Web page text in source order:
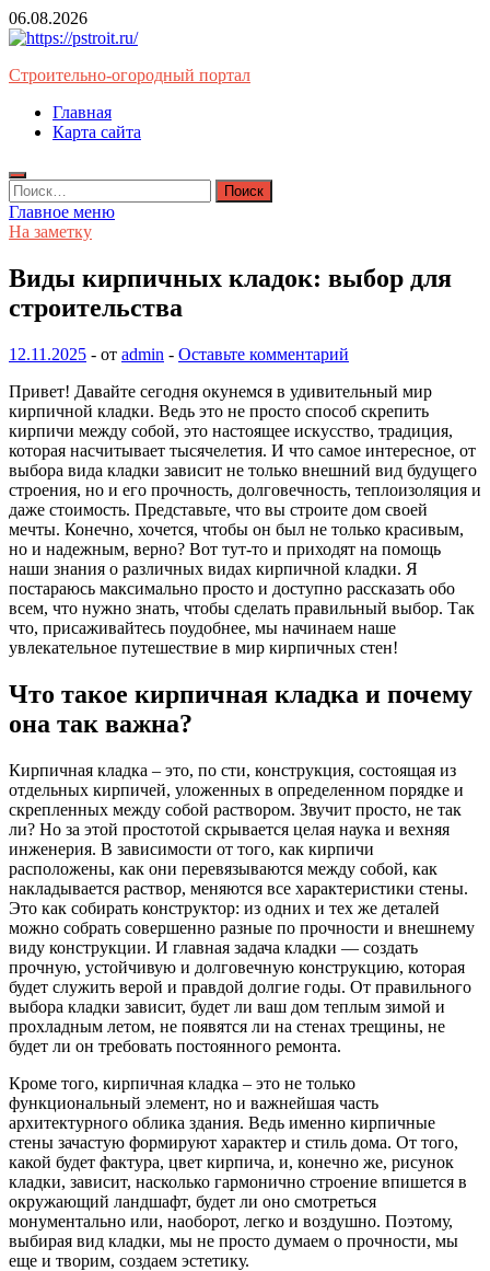
Перейти
к
06.08.2026
Строительно-огородный портал
Главная
Карта сайта
Найти:
Главное меню
На заметку
Виды кирпичных кладок: выбор для
строительства
12.11.2025 - от admin - Оставьте комментарий
Привет! Давайте сегодня окунемся в удивительный мир
кирпичной кладки. Ведь это не просто способ скрепить
кирпичи между собой, это настоящее искусство, традиция,
которая насчитывает тысячелетия. И что самое интересное, от
выбора вида кладки зависит не только внешний вид будущего
строения, но и его прочность, долговечность, теплоизоляция и
даже стоимость. Представьте, что вы строите дом своей
мечты. Конечно, хочется, чтобы он был не только красивым,
но и надежным, верно? Вот тут-то и приходят на помощь
наши знания о различных видах кирпичной кладки. Я
постараюсь максимально просто и доступно рассказать обо
всем, что нужно знать, чтобы сделать правильный выбор. Так
что, присаживайтесь поудобнее, мы начинаем наше
увлекательное путешествие в мир кирпичных стен!
Что такое кирпичная кладка и почему
она так важна?
Кирпичная кладка – это, по сти, конструкция, состоящая из
отдельных кирпичей, уложенных в определенном порядке и
скрепленных между собой раствором. Звучит просто, не так
ли? Но за этой простотой скрывается целая наука и вехняя
инженерия. В зависимости от того, как кирпичи
расположены, как они перевязываются между собой, как
накладывается раствор, меняются все характеристики стены.
Это как собирать конструктор: из одних и тех же деталей
можно собрать совершенно разные по прочности и внешнему
виду конструкции. И главная задача кладки — создать
прочную, устойчивую и долговечную конструкцию, которая
будет служить верой и правдой долгие годы. От правильного
выбора кладки зависит, будет ли ваш дом теплым зимой и
прохладным летом, не появятся ли на стенах трещины, не
будет ли он требовать постоянного ремонта.
Кроме того, кирпичная кладка – это не только
функциональный элемент, но и важнейшая часть
архитектурного облика здания. Ведь именно кирпичные
стены зачастую формируют характер и стиль дома. От того,
какой будет фактура, цвет кирпича, и, конечно же, рисунок
кладки, зависит, насколько гармонично строение впишется в
окружающий ландшафт, будет ли оно смотреться
монументально или, наоборот, легко и воздушно. Поэтому,
выбирая вид кладки, мы не просто думаем о прочности, мы
еще и творим, создаем эстетику.